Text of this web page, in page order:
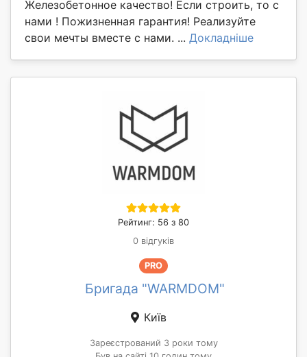
Железобетонное качество! Если строить, то с
нами ! Пожизненная гарантия! Реализуйте
свои мечты вместе с нами. ... Докладніше
Рейтинг: 56 з 80
0 відгуків
PRO
Бригада "WARMDOM"
Київ
Зареєстрований 3 роки тому